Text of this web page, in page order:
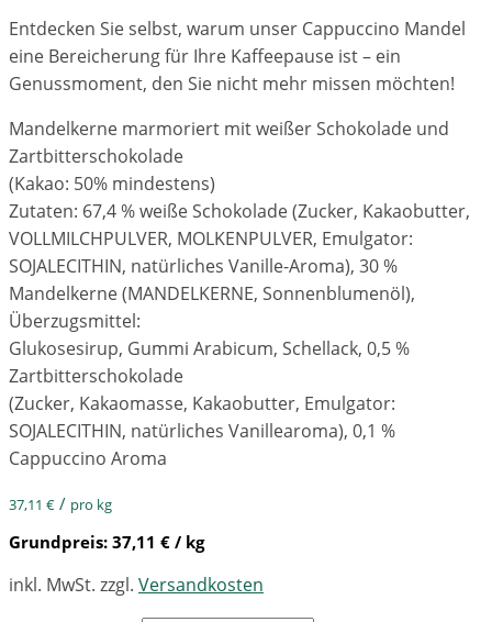
Entdecken Sie selbst, warum unser Cappuccino Mandel
eine Bereicherung für Ihre Kaffeepause ist – ein
Genussmoment, den Sie nicht mehr missen möchten!
Mandelkerne marmoriert mit weißer Schokolade und
Zartbitterschokolade
(Kakao: 50% mindestens)
Zutaten: 67,4 % weiße Schokolade (Zucker, Kakaobutter,
VOLLMILCHPULVER, MOLKENPULVER, Emulgator:
SOJALECITHIN, natürliches Vanille-Aroma), 30 %
Mandelkerne (MANDELKERNE, Sonnenblumenöl),
Überzugsmittel:
Glukosesirup, Gummi Arabicum, Schellack, 0,5 %
Zartbitterschokolade
(Zucker, Kakaomasse, Kakaobutter, Emulgator:
SOJALECITHIN, natürliches Vanillearoma), 0,1 %
Cappuccino Aroma
37,11 € / pro kg
Grundpreis: 37,11 € / kg
inkl. MwSt. zzgl. Versandkosten